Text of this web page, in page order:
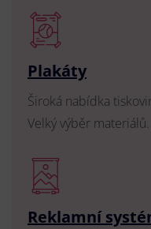
Plakáty
Široká nabídka
Velký výběr materiálů.
Reklamní